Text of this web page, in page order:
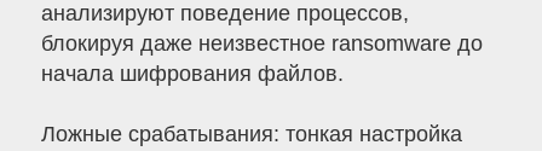
анализируют поведение процессов,
блокируя даже неизвестное ransomware до
начала шифрования файлов.
Ложные срабатывания: тонкая настройка